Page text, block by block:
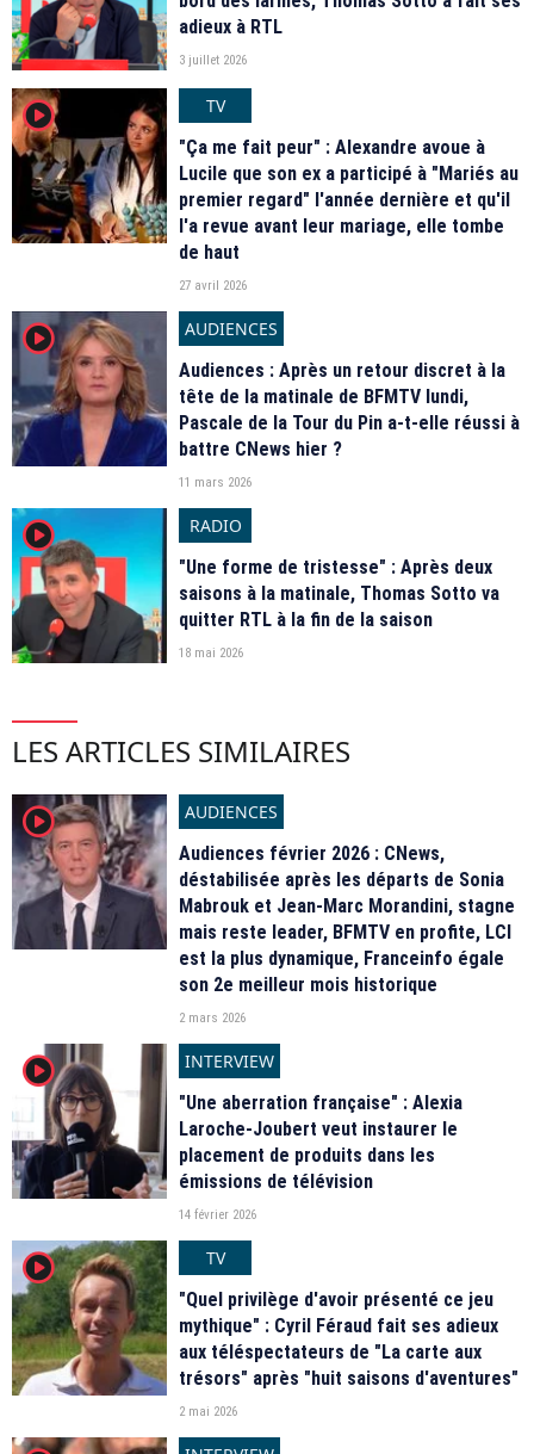
adieux à RTL
3 juillet 2026
player2
TV
"Ça me fait peur" : Alexandre avoue à
Lucile que son ex a participé à "Mariés au
premier regard" l'année dernière et qu'il
l'a revue avant leur mariage, elle tombe
de haut
27 avril 2026
player2
AUDIENCES
Audiences : Après un retour discret à la
tête de la matinale de BFMTV lundi,
Pascale de la Tour du Pin a-t-elle réussi à
battre CNews hier ?
11 mars 2026
player2
RADIO
"Une forme de tristesse" : Après deux
saisons à la matinale, Thomas Sotto va
quitter RTL à la fin de la saison
18 mai 2026
LES ARTICLES SIMILAIRES
player2
AUDIENCES
Audiences février 2026 : CNews,
déstabilisée après les départs de Sonia
Mabrouk et Jean-Marc Morandini, stagne
mais reste leader, BFMTV en profite, LCI
est la plus dynamique, Franceinfo égale
son 2e meilleur mois historique
2 mars 2026
player2
INTERVIEW
"Une aberration française" : Alexia
Laroche-Joubert veut instaurer le
placement de produits dans les
émissions de télévision
14 février 2026
player2
TV
"Quel privilège d'avoir présenté ce jeu
mythique" : Cyril Féraud fait ses adieux
aux téléspectateurs de "La carte aux
trésors" après "huit saisons d'aventures"
2 mai 2026